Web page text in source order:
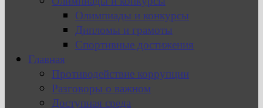
Олимпиады и конкурсы
Дипломы и грамоты
Спортивные достижения
Главная
Противодействие коррупции
Разговоры о важном
Доступная среда